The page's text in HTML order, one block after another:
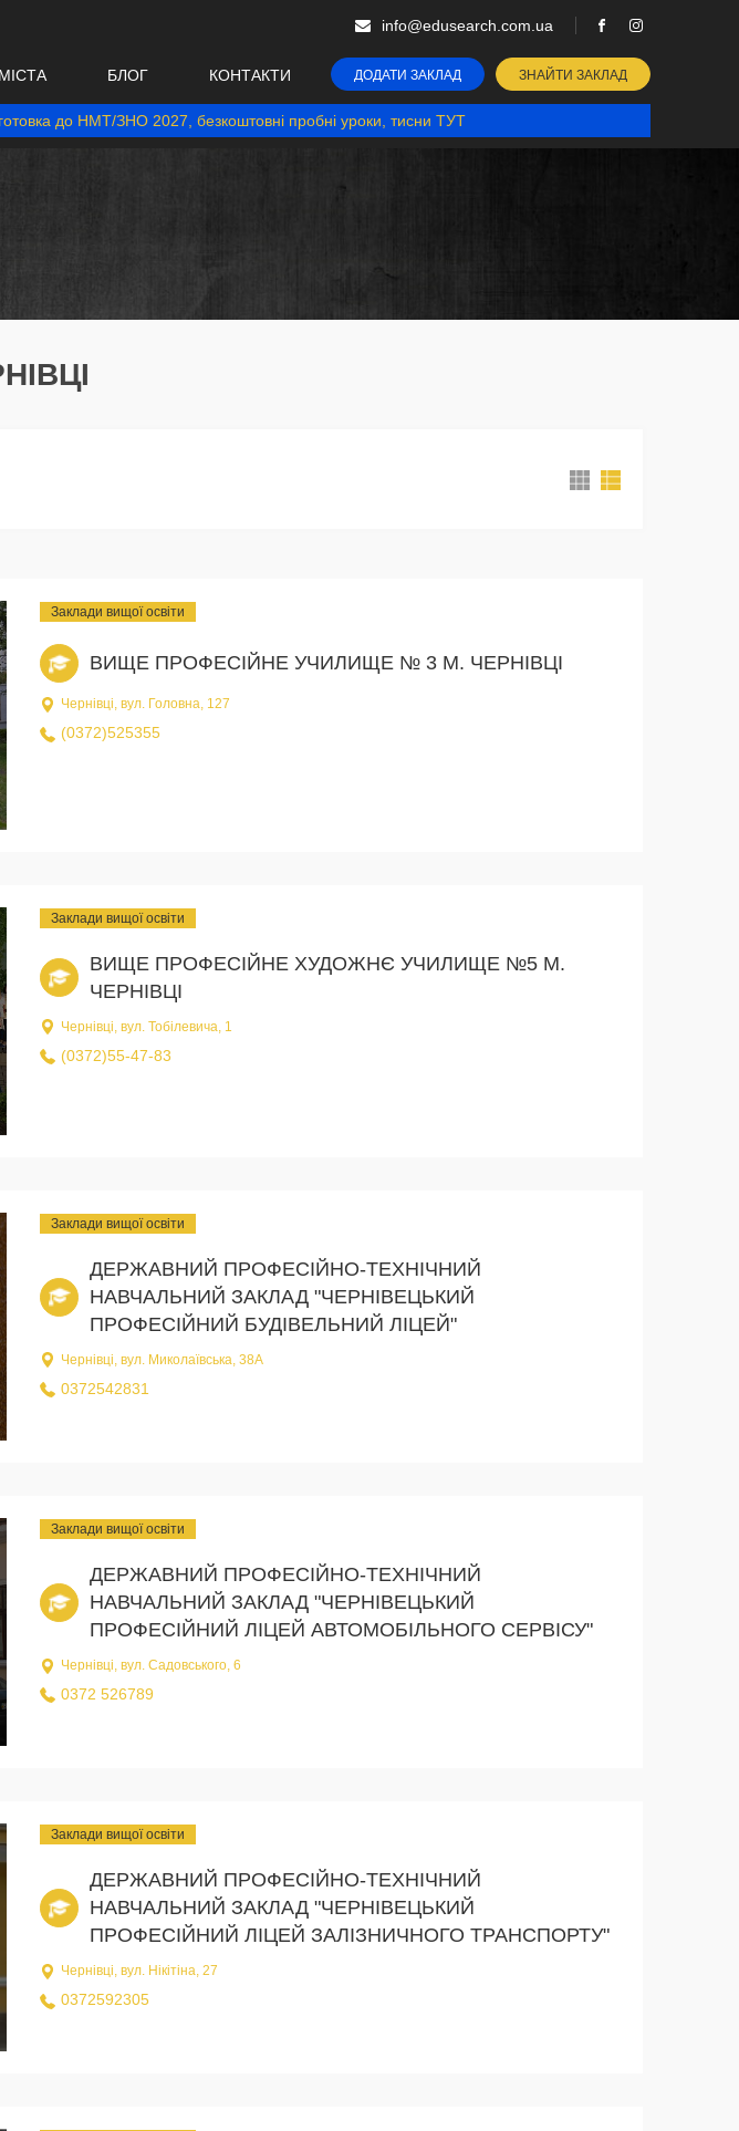
info@edusearch.com.ua
МІСТА БЛОГ КОНТАКТИ ДОДАТИ ЗАКЛАД ЗНАЙТИ ЗАКЛАД
до НМТ/ЗНО 2027, безкоштовні пробні уроки, тисни ТУТ
Заклади вищої освіти
ВИЩЕ ПРОФЕСІЙНЕ УЧИЛИЩЕ № 3 М. ЧЕРНІВЦІ
Чернівці, вул. Головна, 127
(0372)525355
Заклади вищої освіти
ВИЩЕ ПРОФЕСІЙНЕ ХУДОЖНЄ УЧИЛИЩЕ №5 М.
ЧЕРНІВЦІ
Чернівці, вул. Тобілевича, 1
(0372)55-47-83
Заклади вищої освіти
ДЕРЖАВНИЙ ПРОФЕСІЙНО-ТЕХНІЧНИЙ
НАВЧАЛЬНИЙ ЗАКЛАД "ЧЕРНІВЕЦЬКИЙ
ПРОФЕСІЙНИЙ БУДІВЕЛЬНИЙ ЛІЦЕЙ"
Чернівці, вул. Миколаївська, 38А
0372542831
Заклади вищої освіти
ДЕРЖАВНИЙ ПРОФЕСІЙНО-ТЕХНІЧНИЙ
НАВЧАЛЬНИЙ ЗАКЛАД "ЧЕРНІВЕЦЬКИЙ
ПРОФЕСІЙНИЙ ЛІЦЕЙ АВТОМОБІЛЬНОГО СЕРВІСУ"
Чернівці, вул. Садовського, 6
0372 526789
Заклади вищої освіти
ДЕРЖАВНИЙ ПРОФЕСІЙНО-ТЕХНІЧНИЙ
НАВЧАЛЬНИЙ ЗАКЛАД "ЧЕРНІВЕЦЬКИЙ
ПРОФЕСІЙНИЙ ЛІЦЕЙ ЗАЛІЗНИЧНОГО ТРАНСПОРТУ"
Чернівці, вул. Нікітіна, 27
0372592305